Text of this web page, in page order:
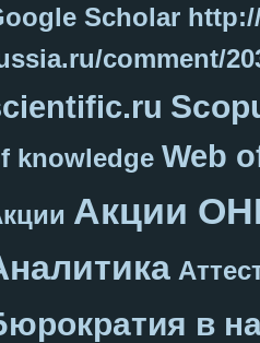
Scholar
comment/
knowledge Web
Акции
в